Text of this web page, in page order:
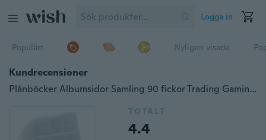
Logga in
Populärt Nyligen visade
Kundrecensioner
Plånböcker Albumsidor Samling 90 fickor Trading Gaming Card Sleeves Storage
TOTALT
4.4